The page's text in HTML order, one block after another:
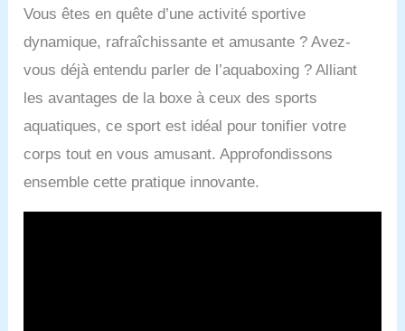
Vous êtes en quête d’une activité sportive
dynamique, rafraîchissante et amusante ? Avez-
vous déjà entendu parler de l’aquaboxing ? Alliant
les avantages de la boxe à ceux des sports
aquatiques, ce sport est idéal pour tonifier votre
corps tout en vous amusant. Approfondissons
ensemble cette pratique innovante.